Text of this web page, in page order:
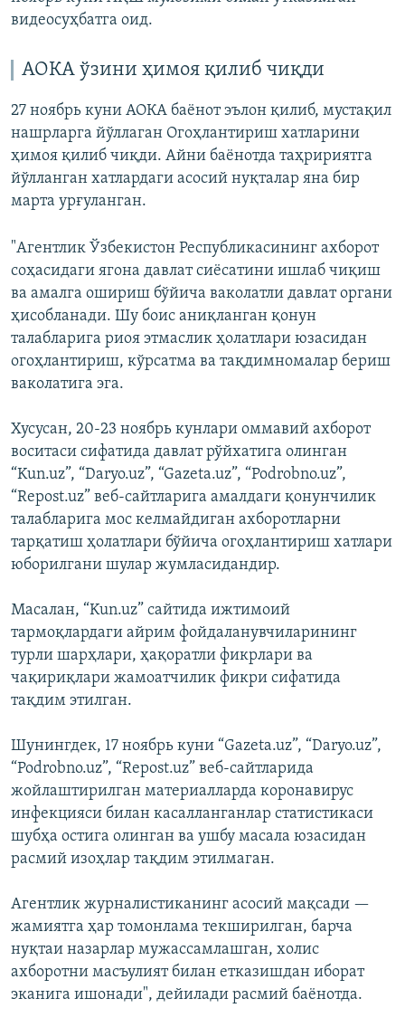
видеосуҳбатга оид.
АОКА ўзини ҳимоя қилиб чиқди
27 ноябрь куни АОКА баёнот эълон қилиб, мустақил
нашрларга йўллаган Огоҳлантириш хатларини
ҳимоя қилиб чиқди. Айни баёнотда таҳририятга
йўлланган хатлардаги асосий нуқталар яна бир
марта урғуланган.
"Агентлик Ўзбекистон Республикасининг ахборот
соҳасидаги ягона давлат сиёсатини ишлаб чиқиш
ва амалга ошириш бўйича ваколатли давлат органи
ҳисобланади. Шу боис аниқланган қонун
талабларига риоя этмаслик ҳолатлари юзасидан
огоҳлантириш, кўрсатма ва тақдимномалар бериш
ваколатига эга.
Хусусан, 20-23 ноябрь кунлари оммавий ахборот
воситаси сифатида давлат рўйхатига олинган
“Kun.uz”, “Daryo.uz”, “Gazeta.uz”, “Podrobno.uz”,
“Repost.uz” веб-сайтларига амалдаги қонунчилик
талабларига мос келмайдиган ахборотларни
тарқатиш ҳолатлари бўйича огоҳлантириш хатлари
юборилгани шулар жумласидандир.
Масалан, “Kun.uz” сайтида ижтимоий
тармоқлардаги айрим фойдаланувчиларининг
турли шарҳлари, ҳақоратли фикрлари ва
чақириқлари жамоатчилик фикри сифатида
тақдим этилган.
Шунингдек, 17 ноябрь куни “Gazeta.uz”, “Daryo.uz”,
“Podrobno.uz”, “Repost.uz” веб-сайтларида
жойлаштирилган материалларда коронавирус
инфекцияси билан касалланганлар статистикаси
шубҳа остига олинган ва ушбу масала юзасидан
расмий изоҳлар тақдим этилмаган.
Агентлик журналистиканинг асосий мақсади —
жамиятга ҳар томонлама текширилган, барча
нуқтаи назарлар мужассамлашган, холис
ахборотни масъулият билан етказишдан иборат
эканига ишонади", дейилади расмий баёнотда.